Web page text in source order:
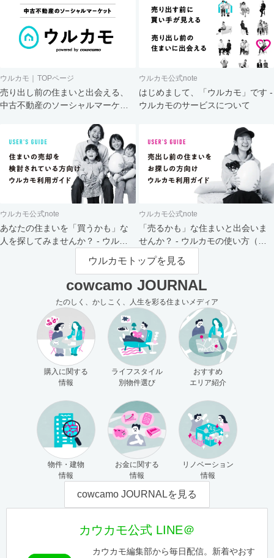
ウルカモ｜TOPページ
売り出し前の住まいと出会える、
中古不動産のソーシャルマーケッ
ウルカモ公式note
はじめまして、「ウルカモ」です -
ウルカモのサービスについて
ウルカモ公式note
あなたの住まいを「買うかも」な
人を探してみませんか？ - ウルカ
ウルカモ公式note
「売るかも」な住まいと出会いま
せんか？ - ウルカモの使い方（買
主さま向け）
ウルカモトップを見る
cowcamo JOURNAL
たのしく、かしこく、人生を彩る住まいメディア
購入に関する
情報
ライフスタイル
別物件選び
おすすめ
エリア紹介
物件・建物
情報
お金に関する
情報
リノベーション
情報
cowcamo JOURNALを見る
カウカモ公式 LINE＠
カウカモ編集部から毎日配信。新着やおす